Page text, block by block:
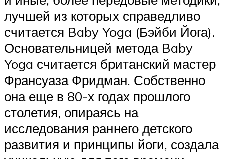
лучшей из которых справедливо
считается Baby Yoga (Бэйби Йога).
Основательницей метода Baby
Yoga считается британский мастер
Франсуаза Фридман. Собственно
она еще в 80-х годах прошлого
столетия, опираясь на
исследования раннего детского
развития и принципы йоги, создала